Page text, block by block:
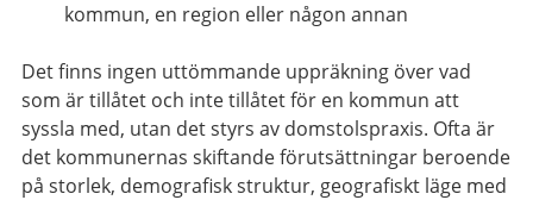
kommun, en region eller någon annan
Det finns ingen uttömmande uppräkning över vad
som är tillåtet och inte tillåtet för en kommun att
syssla med, utan det styrs av domstolspraxis. Ofta är
det kommunernas skiftande förutsättningar beroende
på storlek, demografisk struktur, geografiskt läge med